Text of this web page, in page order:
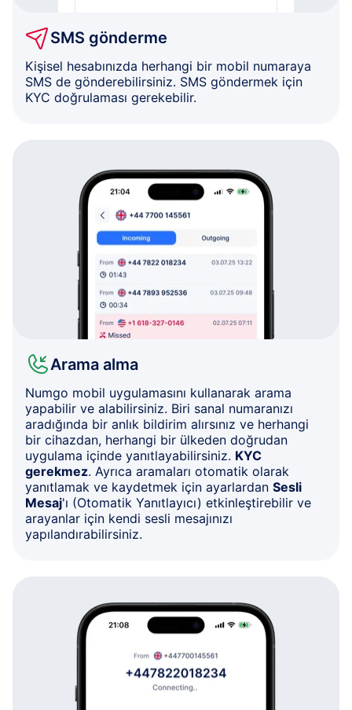
SMS gönderme
Kişisel hesabınızda herhangi bir mobil numaraya
SMS de gönderebilirsiniz. SMS göndermek için
KYC doğrulaması gerekebilir.
Arama alma
Numgo mobil uygulamasını kullanarak arama
yapabilir ve alabilirsiniz. Biri sanal numaranızı
aradığında bir anlık bildirim alırsınız ve herhangi
bir cihazdan, herhangi bir ülkeden doğrudan
uygulama içinde yanıtlayabilirsiniz. KYC
gerekmez. Ayrıca aramaları otomatik olarak
yanıtlamak ve kaydetmek için ayarlardan Sesli
Mesaj'ı (Otomatik Yanıtlayıcı) etkinleştirebilir ve
arayanlar için kendi sesli mesajınızı
yapılandırabilirsiniz.